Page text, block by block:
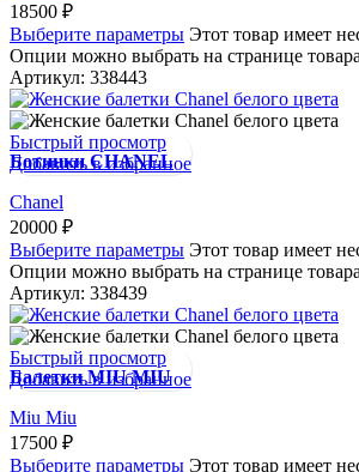
18500 ₽
Выберите параметры Этот товар имеет
Опции можно выбрать на странице
Артикул: 338443
Быстрый просмотр
Добавить в избранное
Ботинки CHANEL
Chanel
20000 ₽
Выберите параметры Этот товар имеет
Опции можно выбрать на странице
Артикул: 338439
Быстрый просмотр
Добавить в избранное
Балетки MIU MIU
Miu Miu
17500 ₽
Выберите параметры Этот товар имеет